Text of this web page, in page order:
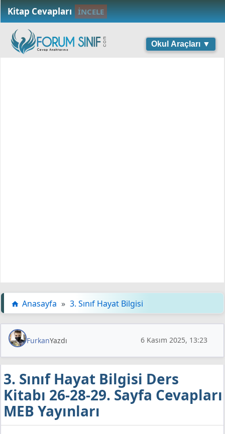
Kitap Cevapları İNCELE
Okul Araçları ▼
Anasayfa » 3. Sınıf Hayat Bilgisi
FurkanYazdı 6 Kasım 2025, 13:23
3. Sınıf Hayat Bilgisi Ders
Kitabı 26-28-29. Sayfa Cevapları
MEB Yayınları